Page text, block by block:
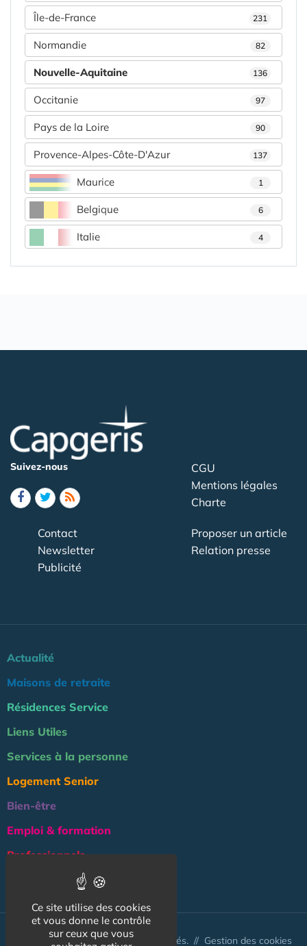
Île-de-France 231
Normandie 82
Nouvelle-Aquitaine 136
Occitanie 97
Pays de la Loire 90
Provence-Alpes-Côte-D'Azur 137
Maurice 1
Belgique 6
Italie 4
Suivez-nous
CGU
Mentions légales
Charte
Contact
Newsletter
Publicité
Proposer un article
Relation presse
Actualité
Maisons de retraite
Résidences Service
Liens Utiles
Services à la personne
Logement Senior
Bien-être
Emploi & formation
Professionnels
NOS AUTRES SITES :
© Australis 2026 - Tous droits réservés. // Gestion des cookies
Ce site utilise des cookies
et vous donne le contrôle
sur ceux que vous